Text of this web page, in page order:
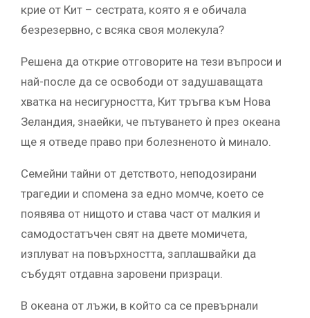
крие от Кит – сестрата, която я е обичала
безрезервно, с всяка своя молекула?
Решена да открие отговорите на тези въпроси и
най-после да се освободи от задушаващата
хватка на несигурността, Кит тръгва към Нова
Зеландия, знаейки, че пътуването ѝ през океана
ще я отведе право при болезненото ѝ минало.
Семейни тайни от детството, неподозирани
трагедии и спомена за едно момче, което се
появява от нищото и става част от малкия и
самодостатъчен свят на двете момичета,
изплуват на повърхността, заплашвайки да
събудят отдавна заровени призраци.
В океана от лъжи, в който са се превърнали